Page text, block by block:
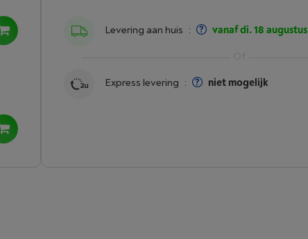
Levering aan huis : vanaf di. 18 augustus
Express levering : niet mogelijk